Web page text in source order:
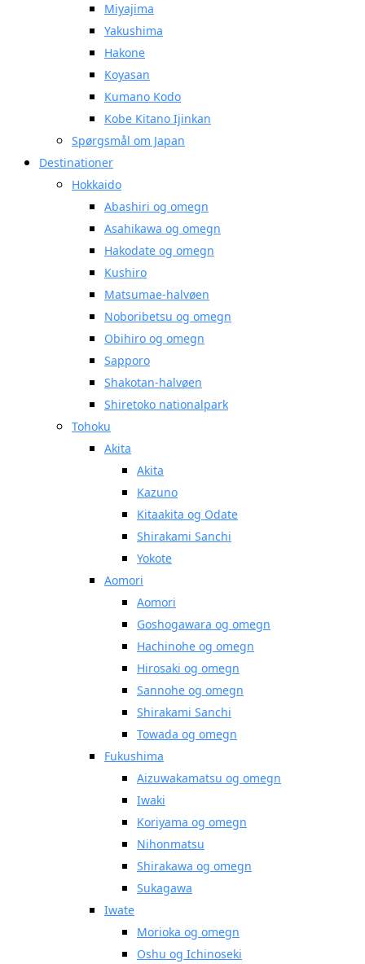
Miyajima
Yakushima
Hakone
Koyasan
Kumano Kodo
Kobe Kitano Ijinkan
Spørgsmål om Japan
Destinationer
Hokkaido
Abashiri og omegn
Asahikawa og omegn
Hakodate og omegn
Kushiro
Matsumae-halvøen
Noboribetsu og omegn
Obihiro og omegn
Sapporo
Shakotan-halvøen
Shiretoko nationalpark
Tohoku
Akita
Akita
Kazuno
Kitaakita og Odate
Shirakami Sanchi
Yokote
Aomori
Aomori
Goshogawara og omegn
Hachinohe og omegn
Hirosaki og omegn
Sannohe og omegn
Shirakami Sanchi
Towada og omegn
Fukushima
Aizuwakamatsu og omegn
Iwaki
Koriyama og omegn
Nihonmatsu
Shirakawa og omegn
Sukagawa
Iwate
Morioka og omegn
Oshu og Ichinoseki